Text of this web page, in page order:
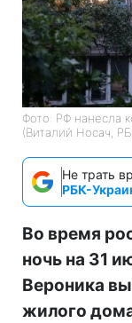
Фото: РФ нанесла
(Виталий Носач,
Не трать
РБК-
Во время
ночь на 31
Вероника
жилого